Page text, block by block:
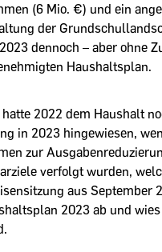
(6 Mio. €) und ein
der
dennoch – aber ohne
Haushaltsplan.
hatte 2022 dem Haushalt
in 2023 hingewiesen,
zur
verfolgt wurden,
aus September
2023 ab und